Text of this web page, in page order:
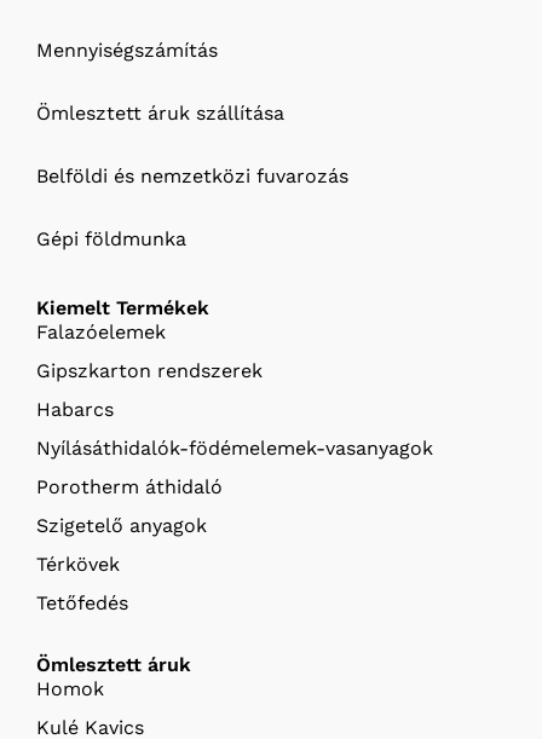
Mennyiségszámítás
Ömlesztett áruk szállítása
Belföldi és nemzetközi fuvarozás
Gépi földmunka
Kiemelt Termékek
Falazóelemek
Gipszkarton rendszerek
Habarcs
Nyílásáthidalók-födémelemek-vasanyagok
Porotherm áthidaló
Szigetelő anyagok
Térkövek
Tetőfedés
Ömlesztett áruk
Homok
Kulé Kavics